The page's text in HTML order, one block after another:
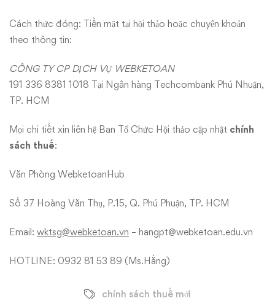
Cách thức đóng: Tiền mặt tại hội thảo hoặc chuyển khoản
theo thông tin:
CÔNG TY CP DỊCH VỤ WEBKETOAN
191 336 8381 1018 Tại Ngân hàng Techcombank Phú Nhuận,
TP. HCM
Mọi chi tiết xin liên hệ Ban Tổ Chức Hội thảo cập nhật chính
sách thuế:
Văn Phòng WebketoanHub
Số 37 Hoàng Văn Thụ, P.15, Q. Phú Phuận, TP. HCM
Email: wktsg@webketoan.vn – hangpt@webketoan.edu.vn
HOTLINE: 0932 81 53 89 (Ms.Hằng)
chính sách thuế mới